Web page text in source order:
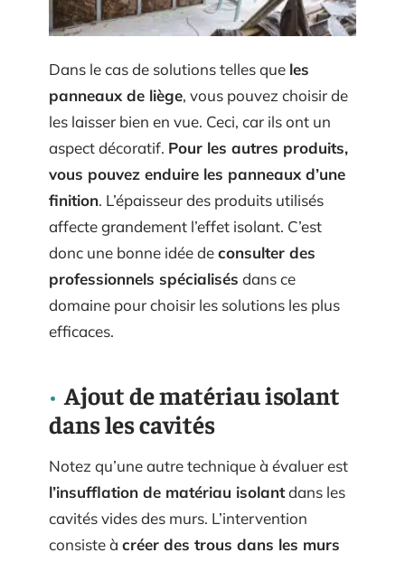
Dans le cas de solutions telles que les
panneaux de liège, vous pouvez choisir de
les laisser bien en vue. Ceci, car ils ont un
aspect décoratif. Pour les autres produits,
vous pouvez enduire les panneaux d’une
finition. L’épaisseur des produits utilisés
affecte grandement l’effet isolant. C’est
donc une bonne idée deconsulter des
professionnels spécialisés dans ce
domaine pour choisir les solutions les plus
efficaces.
Ajout de matériau isolant
dans les cavités
Notez qu’une autre technique à évaluer est
l’insufflation de matériau isolantdans les
cavités vides des murs. L’intervention
consiste à créer des trous dans les murs